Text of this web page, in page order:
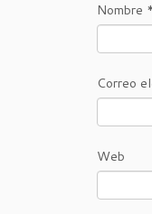
Nombre *
Correo
Web